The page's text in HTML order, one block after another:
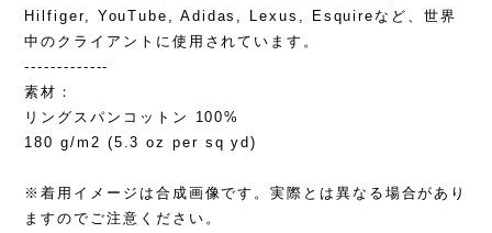
Hilfiger, YouTube, Adidas, Lexus, Esquireなど、世界
中のクライアントに使用されています。
-------------
素材：
リングスパンコットン 100%
180 g/m2 (5.3 oz per sq yd)
※着用イメージは合成画像です。実際とは異なる場合があり
ますのでご注意ください。